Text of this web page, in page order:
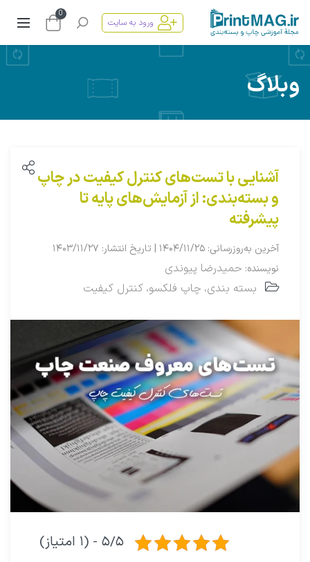
ورود به سایت
0
وبلاگ
آشنایی با تست‌های کنترل کیفیت در چاپ
و بسته‌بندی: از آزمایش‌های پایه تا
پیشرفته
آخرین به‌روزرسانی: ۱۴۰۴/۱۱/۲۵ | تاریخ انتشار: ۱۴۰۳/۱۱/۲۷
نویسنده: حمیدرضا پیوندی
بسته بندی، چاپ فلکسو، کنترل کیفیت
۵/۵ - (۱ امتیاز)